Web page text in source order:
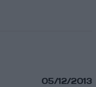
05/12/2013